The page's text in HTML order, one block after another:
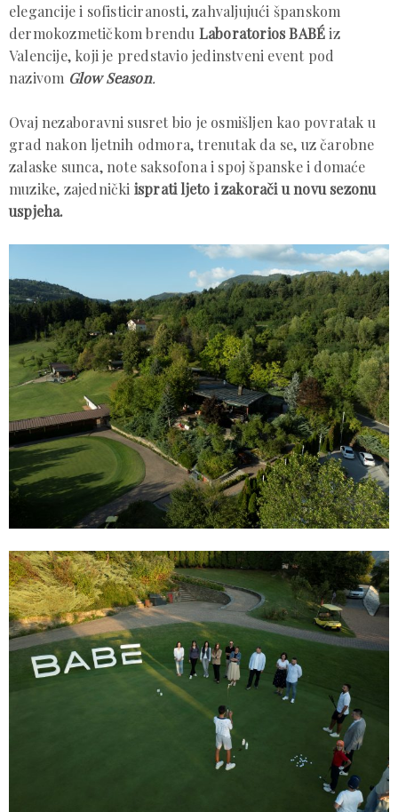
elegancije i sofisticiranosti, zahvaljujući španskom
dermokozmetičkom brendu Laboratorios BABÉiz
Valencije, koji je predstavio jedinstveni event pod
nazivom Glow Season.
Ovaj nezaboravni susret bio je osmišljen kao povratak u
grad nakon ljetnih odmora, trenutak da se, uz čarobne
zalaske sunca, note saksofona i spoj španske i domaće
muzike, zajednički isprati ljeto i zakorači u novu sezonu
uspjeha.